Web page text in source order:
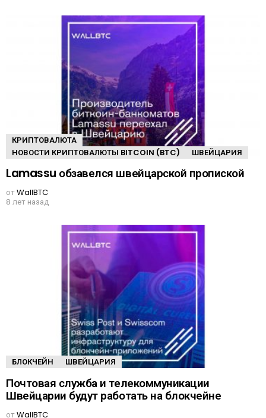
КРИПТОВАЛЮТА
НОВОСТИ КРИПТОВАЛЮТЫ BITCOIN (BTC)
ШВЕЙЦАРИЯ
Lamassu обзавелся швейцарской пропиской
отWallBTC
8 лет назад
БЛОКЧЕЙН ШВЕЙЦАРИЯ
Почтовая служба и телекоммуникации
Швейцарии будут работать на блокчейне
отWallBTC